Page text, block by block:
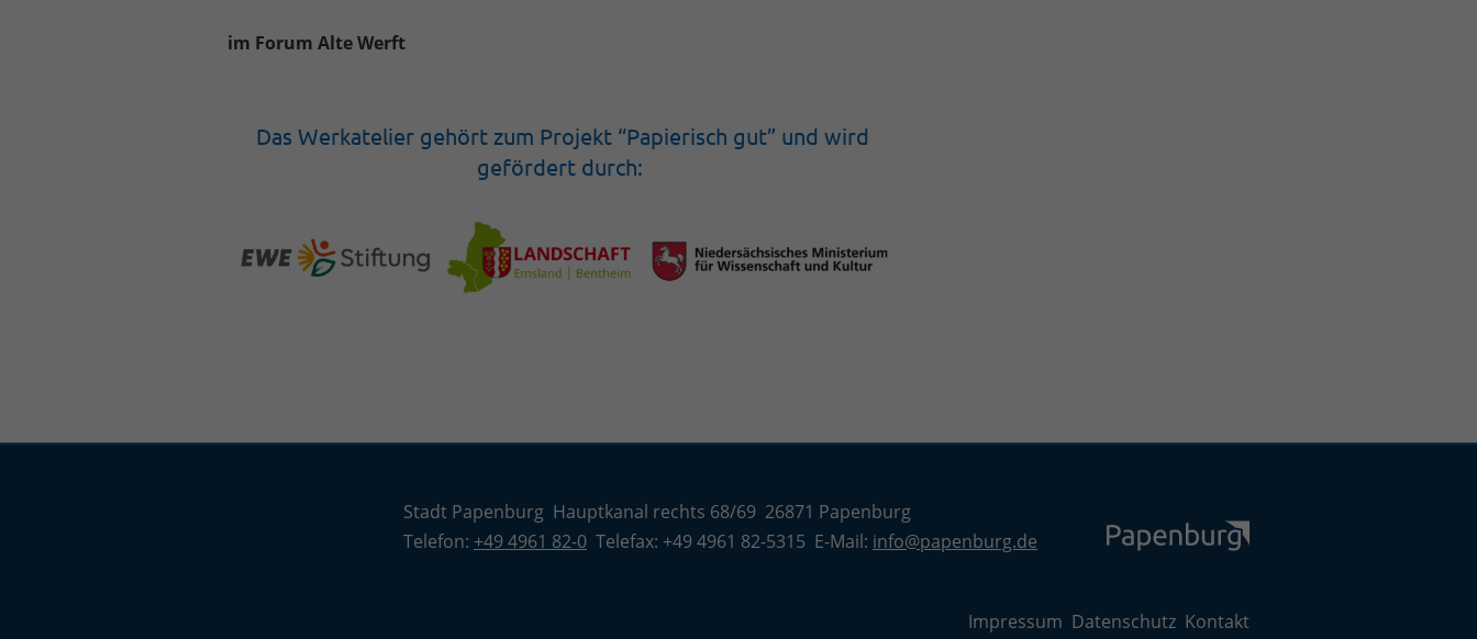
im Forum Alte Werft
Das Werkatelier gehört zum Projekt “Papierisch gut” und wird
gefördert durch:
Stadt Papenburg Hauptkanal rechts 68/69 26871 Papenburg
Telefon: +49 4961 82-0Telefax: +49 4961 82-5315 E-Mail: info@papenburg.de
Impressum Datenschutz Kontakt